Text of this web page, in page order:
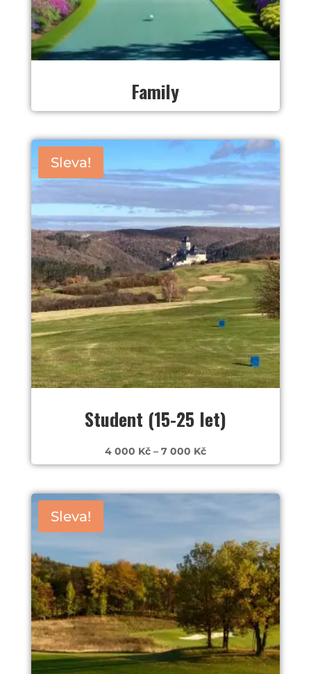
Family
Sleva!
Student (15-25 let)
4 000 Kč – 7 000 KčRozpětí
cen:
000 Kč
Sleva!